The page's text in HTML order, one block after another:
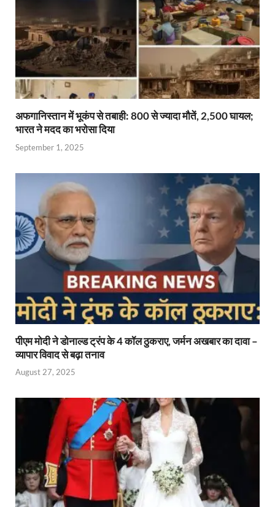
अफगानिस्तान में भूकंप से तबाही: 800 से ज्यादा मौतें, 2,500 घायल;
भारत ने मदद का भरोसा दिया
September 1, 2025
पीएम मोदी ने डोनाल्ड ट्रंप के 4 कॉल ठुकराए, जर्मन अखबार का दावा –
व्यापार विवाद से बढ़ा तनाव
August 27, 2025